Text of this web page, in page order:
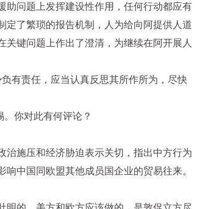
助问题上发挥建设性作用，任何行动都应有
定了繁琐的报告机制，人为给向阿提供人道
键问题上作出了澄清，为继续在阿开展人
有责任，应当认真反思其所作所为，尽快
你对此有何评论？
治施压和经济胁迫表示关切，指出中方行为
中国同欧盟其他成员国企业的贸易往来。